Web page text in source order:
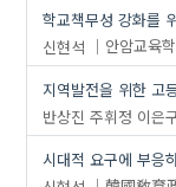
학교책무성 강화를
신현석
안암교육
지역발전을 위한 고
반상진 주휘정 이은
시대적 요구에 부응